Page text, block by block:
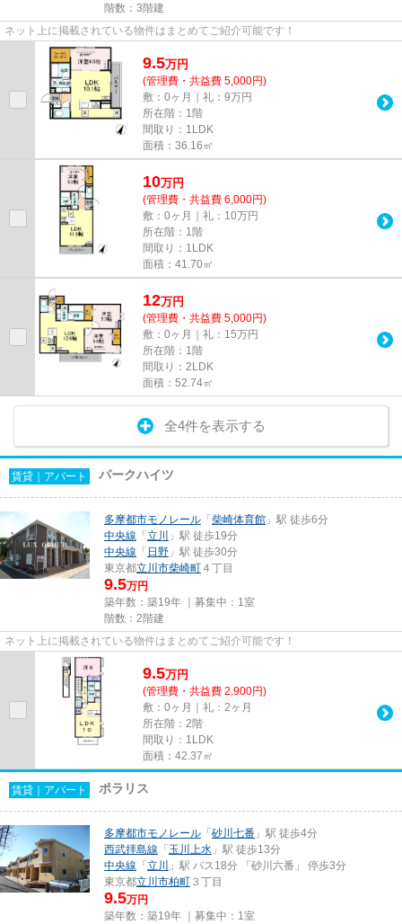
階数：3階建
ネット上に掲載されている物件はまとめてご紹介可能です！
9.5万円
(管理費・共益費 5,000円)
敷：0ヶ月｜礼：9万円
所在階：1階
間取り：1LDK
面積：36.16㎡
10万円
(管理費・共益費 6,000円)
敷：0ヶ月｜礼：10万円
所在階：1階
間取り：1LDK
面積：41.70㎡
12万円
(管理費・共益費 5,000円)
敷：0ヶ月｜礼：15万円
所在階：1階
間取り：2LDK
面積：52.74㎡
全4件を表示する
賃貸｜アパート パークハイツ
多摩都市モノレール 「柴崎体育館 」駅 徒歩6分
中央線 「立川
」駅 徒歩19分
中央線 「 日野 」駅 徒歩30分
東京都立川市柴崎町 ４丁目
9.5万円
築年数：築19年 ｜募集中： 1室
階数：2階建
ネット上に掲載されている物件はまとめてご紹介可能です！
9.5万円
(管理費・共益費 2,900円)
敷：0ヶ月｜礼：2ヶ月
所在階：2階
間取り：1LDK
面積：42.37㎡
賃貸｜アパート ポラリス
多摩都市モノレール 「砂川七番 」駅 徒歩4分
西武拝島線 「玉川上水 」駅 徒歩13分
中央線 「立川
」駅 バス18分 「砂川六番」 停歩3分
東京都立川市柏町 ３丁目
9.5万円
築年数：築19年 ｜募集中： 1室